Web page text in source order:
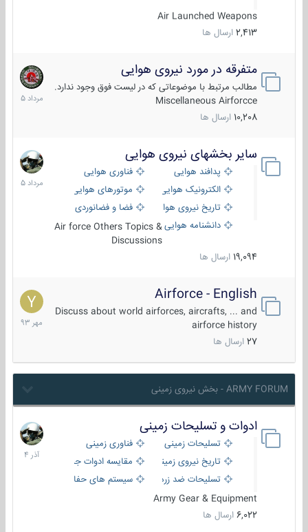
Air Launched Weapons
2,413 ارسال ها
متفرقه در مورد نیروی هوایی
مطالب مرتبط با موضوعاتی که در لیست فوق وجود ندارد.
Miscellaneous Airforcce
10,208 ارسال ها
7
مرداد
1405
سایر بخشهای نیروی هوایی
پدافند هوایی
فناوری هوایی
الکترونیک هوایی
موتورهای هوایی
تاریخ نیروی هوایی
فضا و فضانوردی
دانشنامه هواییAir force Others Topics &
Discussions
19,094 ارسال ها
2
مرداد
1405
Airforce - English
Discuss about world airforces, aircrafts, ... and
airforce history
27 ارسال ها
15
مهر
1393
ARMY FORUM - بخش نیروی زمینی
ادوات و تسلیحات زمینی
تسلیحات زمینی
فناوری زمینی
تاریخ نیروی زمینی
مقایسه ادوات جنگی
تسلیحات ضد زره
سیستم های حفاظت فعال
Army Gear & Equipment
6,022 ارسال ها
21
آذر
1404